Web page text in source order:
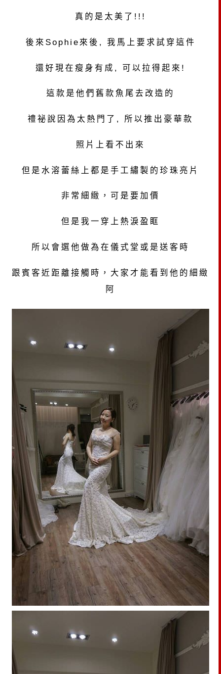
真的是太美了!!!
後來Sophie來後, 我馬上要求試穿這件
還好現在瘦身有成, 可以拉得起來!
這款是他們舊款魚尾去改造的
禮祕說因為太熱門了, 所以推出豪華款
照片上看不出來
但是水溶蕾絲上都是手工繡製的珍珠亮片
非常細緻，可是要加價
但是我一穿上熱淚盈眶
所以會選他做為在儀式堂或是送客時
跟賓客近距離接觸時，大家才能看到他的細緻
阿